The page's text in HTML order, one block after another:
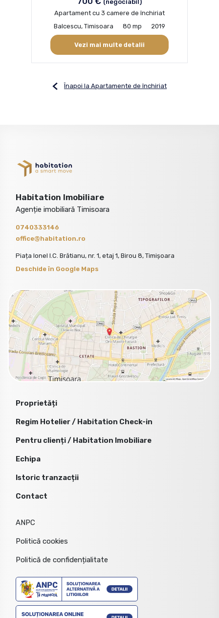
(negociabil)
Apartament cu 3 camere de închiriat
Balcescu, Timisoara
80 mp 2019
Vezi mai multe detalii
Înapoi la Apartamente de închiriat
Habitation Imobiliare
Agenție imobiliară Timisoara
0740333146
office@habitation.ro
Piața Ionel I.C. Brătianu, nr. 1, etaj 1, Birou 8, Timișoara
Deschide în Google Maps
Proprietăți
Regim Hotelier / Habitation Check-in
Pentru clienți / Habitation Imobiliare
Echipa
Istoric tranzacții
Contact
ANPC
Politică cookies
Politică de confidențialitate